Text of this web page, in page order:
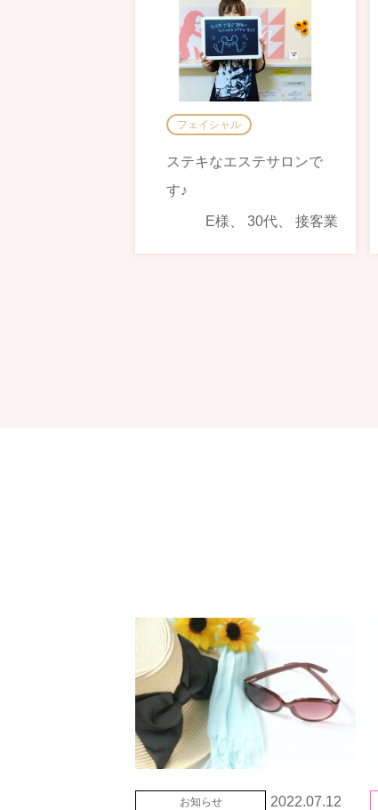
フェイシャル
ステキなエステサロンで
す♪
E様、 30代、 接客業
お知らせ 2022.07.12